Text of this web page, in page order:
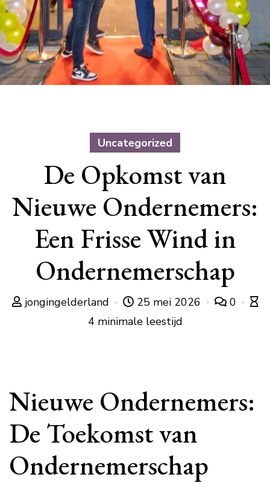
Uncategorized
De Opkomst van
Nieuwe Ondernemers:
Een Frisse Wind in
Ondernemerschap
jongingelderland 25 mei 2026
0
4 minimale leestijd
Nieuwe Ondernemers:
De Toekomst van
Ondernemerschap